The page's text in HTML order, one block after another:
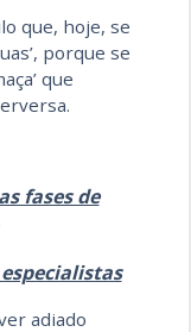
que, hoje, se
porque se
que
fases de
adiado